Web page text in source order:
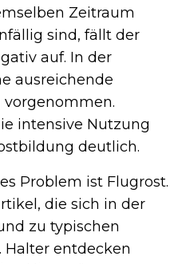
Zeitraum
sind, fällt der
auf. In der
ausreichende
intensive Nutzung
deutlich.
Problem ist Flugrost.
die sich in der
zu typischen
Halter entdecken